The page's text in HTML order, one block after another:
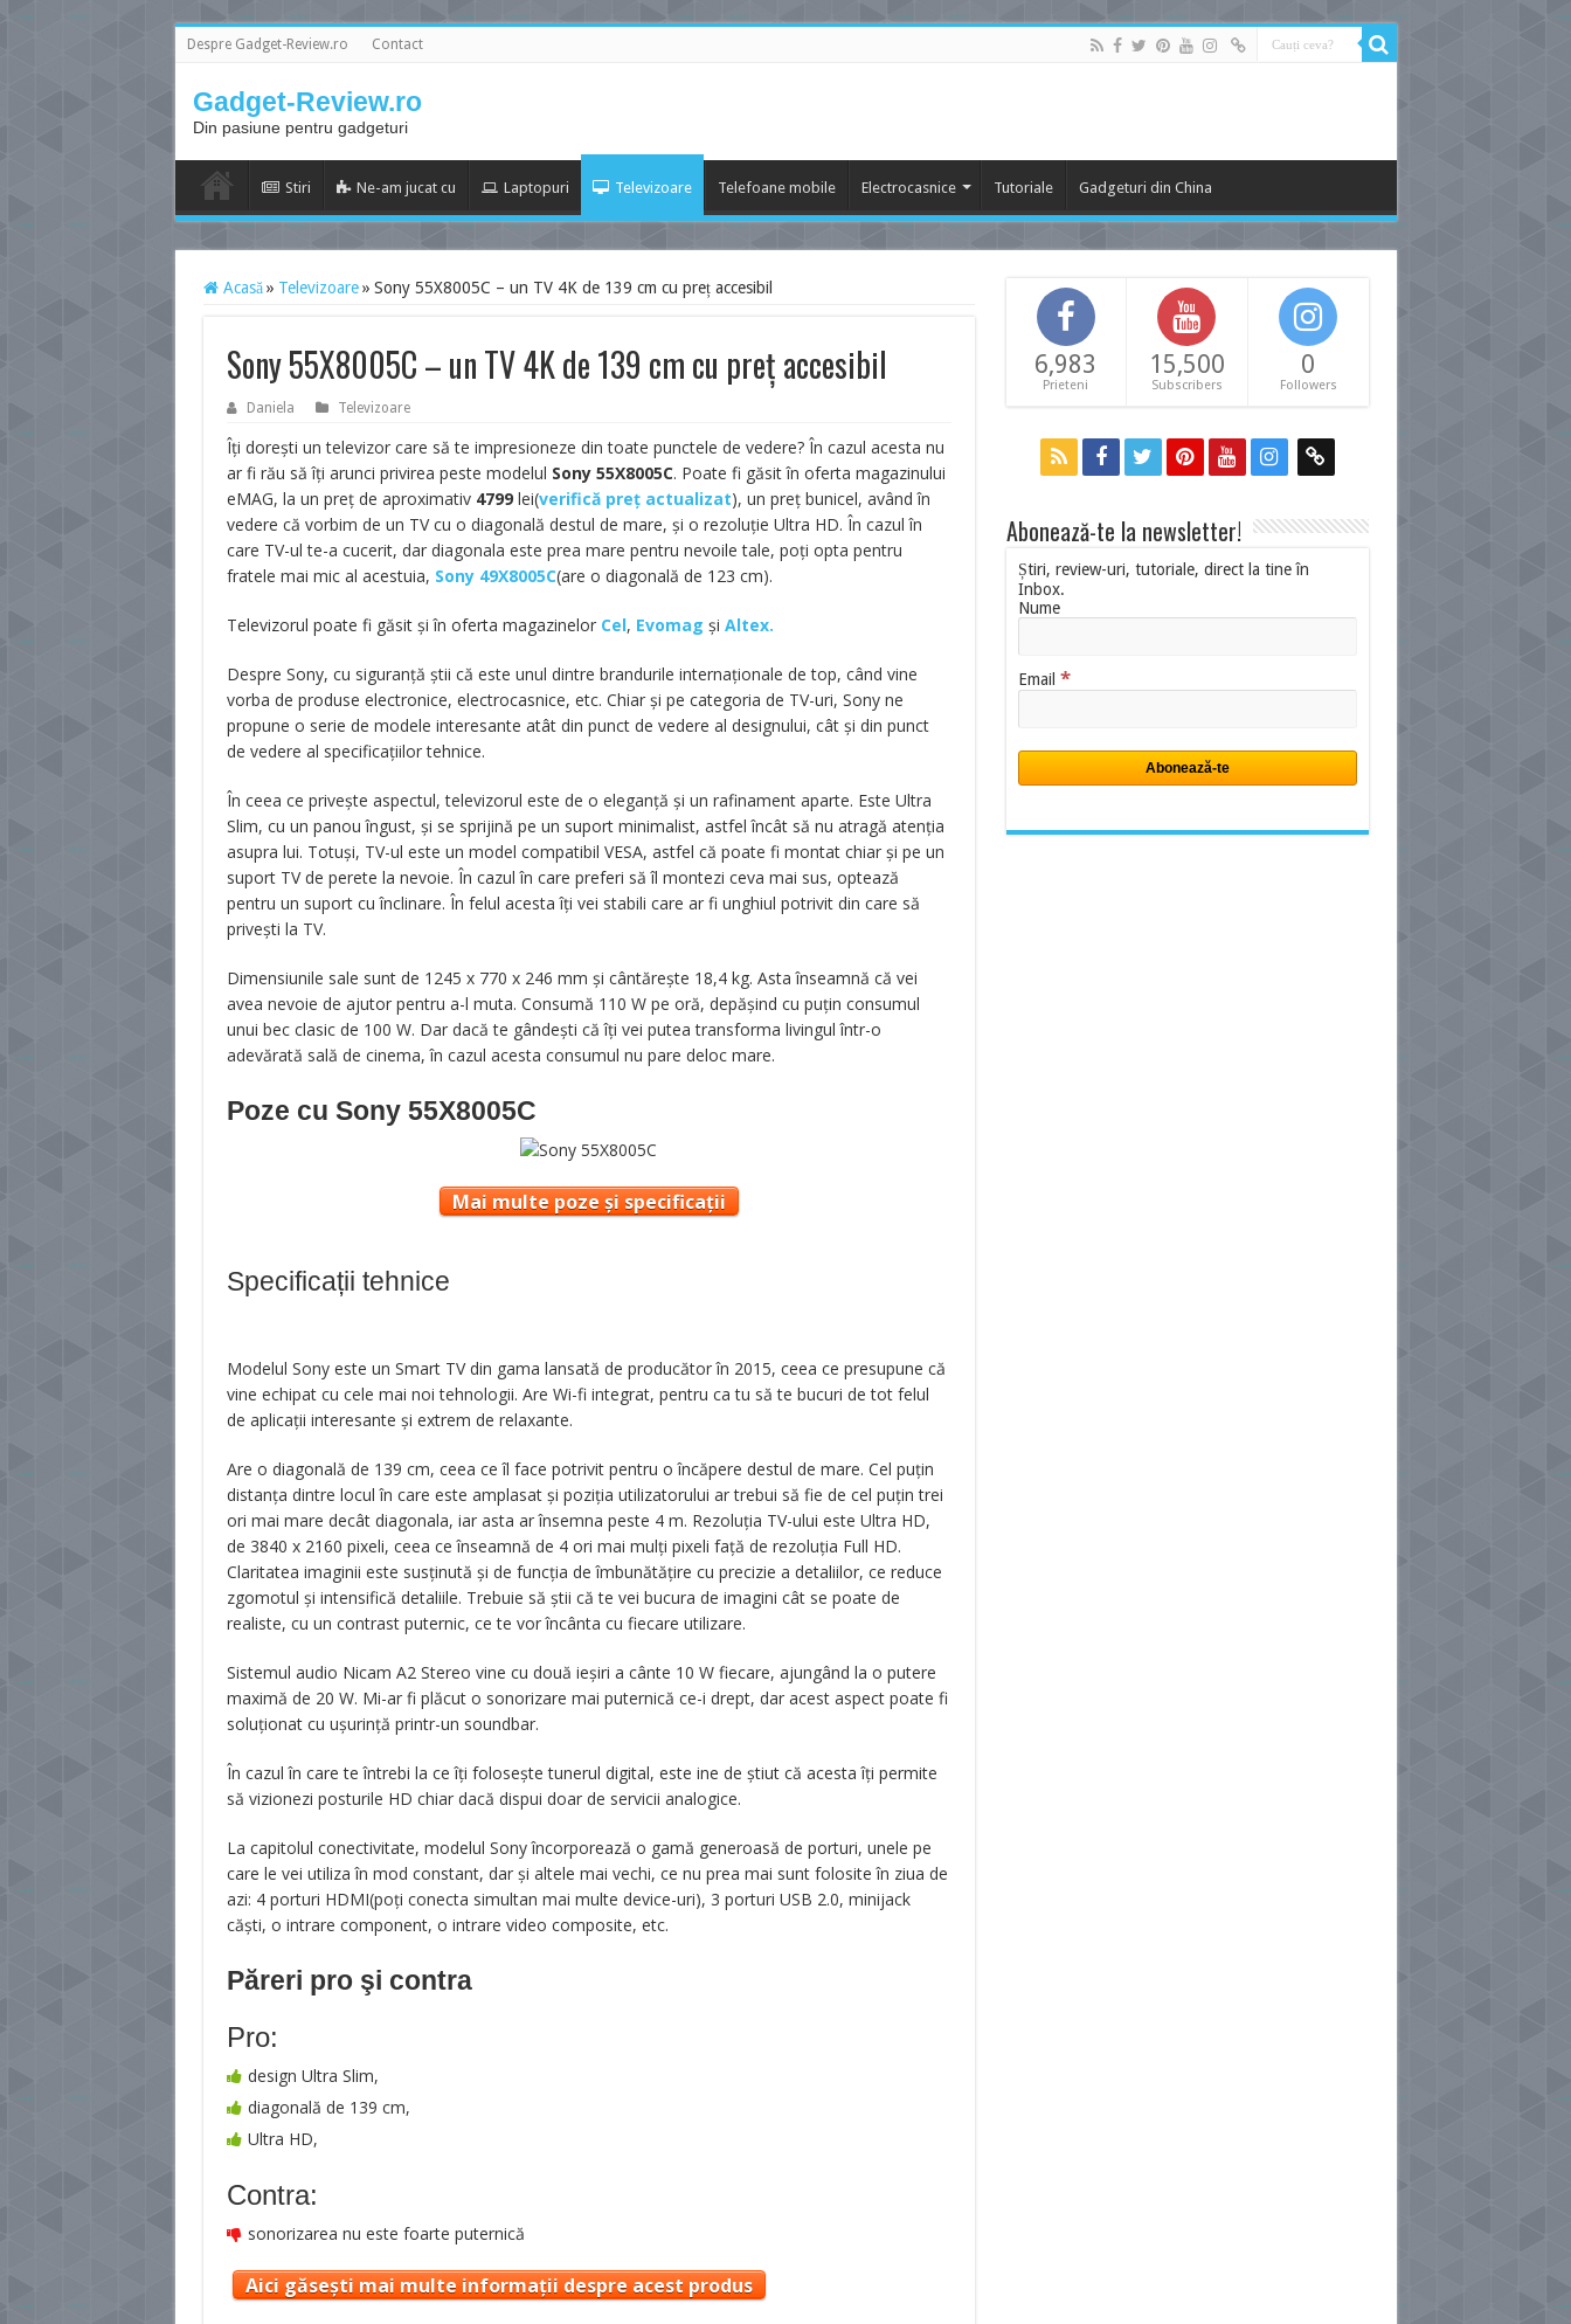
Despre Gadget-Review.ro Contact
Gadget-Review.ro
Din pasiune pentru gadgeturi
Stiri Ne-am jucat cu Laptopuri Televizoare Telefoane mobile Electrocasnice Tutoriale Gadgeturi din China
Acasă » Televizoare » Sony 55X8005C – un TV 4K de 139 cm cu preț accesibil
Sony 55X8005C – un TV 4K de 139 cm cu preț accesibil
Daniela Televizoare
Îți dorești un televizor care să te impresioneze din toate punctele de vedere? În cazul acesta nu
ar fi rău să îți arunci privirea peste modelul Sony 55X8005C. Poate fi găsit în oferta magazinului
eMAG, la un preț de aproximativ4799 lei(verifică preț actualizat), un preț bunicel, având în
vedere că vorbim de un TV cu o diagonală destul de mare, și o rezoluție Ultra HD. În cazul în
care TV-ul te-a cucerit, dar diagonala este prea mare pentru nevoile tale, poți opta pentru
fratele mai mic al acestuia, Sony 49X8005C(are o diagonală de 123 cm).
Televizorul poate fi găsit și în oferta magazinelor Cel, Evomag și Altex.
Despre Sony, cu siguranță știi că este unul dintre brandurile internaționale de top, când vine
vorba de produse electronice, electrocasnice, etc. Chiar și pe categoria de TV-uri, Sony ne
propune o serie de modele interesante atât din punct de vedere al designului, cât și din punct
de vedere al specificațiilor tehnice.
În ceea ce privește aspectul, televizorul este de o eleganță și un rafinament aparte. Este Ultra
Slim, cu un panou îngust, și se sprijină pe un suport minimalist, astfel încât să nu atragă atenția
asupra lui. Totuși, TV-ul este un model compatibil VESA, astfel că poate fi montat chiar și pe un
suport TV de perete la nevoie. În cazul în care preferi să îl montezi ceva mai sus, optează
pentru un suport cu înclinare. În felul acesta îți vei stabili care ar fi unghiul potrivit din care să
privești la TV.
Dimensiunile sale sunt de 1245 x 770 x 246 mm și cântărește 18,4 kg. Asta înseamnă că vei
avea nevoie de ajutor pentru a-l muta. Consumă 110 W pe oră, depășind cu puțin consumul
unui bec clasic de 100 W. Dar dacă te gândești că îți vei putea transforma livingul într-o
adevărată sală de cinema, în cazul acesta consumul nu pare deloc mare.
Poze cu Sony 55X8005C
Mai multe poze și specificații
Specificații tehnice
Modelul Sony este un Smart TV din gama lansată de producător în 2015, ceea ce presupune că
vine echipat cu cele mai noi tehnologii. Are Wi-fi integrat, pentru ca tu să te bucuri de tot felul
de aplicații interesante și extrem de relaxante.
Are o diagonală de 139 cm, ceea ce îl face potrivit pentru o încăpere destul de mare. Cel puțin
distanța dintre locul în care este amplasat și poziția utilizatorului ar trebui să fie de cel puțin trei
ori mai mare decât diagonala, iar asta ar însemna peste 4 m. Rezoluția TV-ului este Ultra HD,
de 3840 x 2160 pixeli, ceea ce înseamnă de 4 ori mai mulți pixeli față de rezoluția Full HD.
Claritatea imaginii este susținută și de funcția de îmbunătățire cu precizie a detaliilor, ce reduce
zgomotul și intensifică detaliile. Trebuie să știi că te vei bucura de imagini cât se poate de
realiste, cu un contrast puternic, ce te vor încânta cu fiecare utilizare.
Sistemul audio Nicam A2 Stereo vine cu două ieșiri a cânte 10 W fiecare, ajungând la o putere
maximă de 20 W. Mi-ar fi plăcut o sonorizare mai puternică ce-i drept, dar acest aspect poate fi
soluționat cu ușurință printr-un soundbar.
În cazul în care te întrebi la ce îți folosește tunerul digital, este ine de știut că acesta îți permite
să vizionezi posturile HD chiar dacă dispui doar de servicii analogice.
La capitolul conectivitate, modelul Sony încorporează o gamă generoasă de porturi, unele pe
care le vei utiliza în mod constant, dar și altele mai vechi, ce nu prea mai sunt folosite în ziua de
azi: 4 porturi HDMI(poți conecta simultan mai multe device-uri), 3 porturi USB 2.0, minijack
căști, o intrare component, o intrare video composite, etc.
Păreri pro şi contra
Pro:
design Ultra Slim,
diagonală de 139 cm,
Ultra HD,
Contra:
sonorizarea nu este foarte puternică
Aici găsești mai multe informații despre acest produs
6,983
Prieteni
15,500
Subscribers
0
Followers
Abonează-te la newsletter!
Știri, review-uri, tutoriale, direct la tine în
Inbox.
Nume
Email *